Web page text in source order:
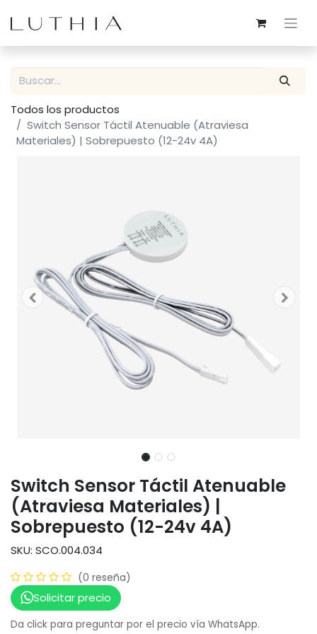
Todos los productos
Switch Sensor Táctil Atenuable (Atraviesa
Materiales) | Sobrepuesto (12-24v 4A)
Switch Sensor Táctil Atenuable
(Atraviesa Materiales) |
Sobrepuesto (12-24v 4A)
SKU: SCO.004.034
(0 reseña)
Solicitar precio
Da click para preguntar por el precio vía WhatsApp.